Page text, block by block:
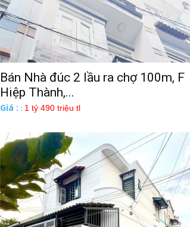
Bán Nhà đúc 2 lầu ra chợ 100m, F
Hiệp Thành,...
Giá : : 1 tỷ 490 triệu tl